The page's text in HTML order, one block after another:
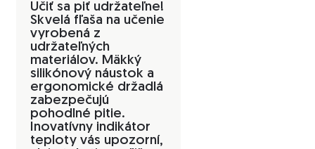
Učiť sa piť udržateľne!
Skvelá fľaša na učenie
vyrobená z
udržateľných
materiálov. Mäkký
silikónový náustok a
ergonomické držadlá
zabezpečujú
pohodlné pitie.
Inovatívny indikátor
teploty vás upozorní,